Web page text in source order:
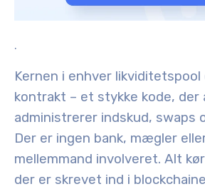
.
Kernen i enhver
kontrakt – et stykke kode, der
administrerer indskud, swaps
Der er ingen bank, mægler
mellemmand involveret. Alt
der er skrevet ind i